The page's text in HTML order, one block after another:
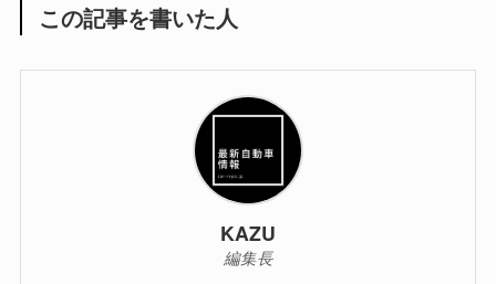
この記事を書いた人
KAZU
編集長